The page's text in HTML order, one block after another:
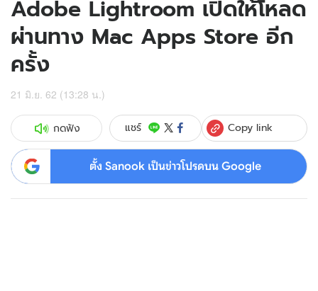
Adobe Lightroom เปิดให้โหลด
ผ่านทาง Mac Apps Store อีก
ครั้ง
21 มิ.ย. 62 (13:28 น.)
กดฟัง แชร์ Copy link
ตั้ง Sanook เป็นข่าวโปรดบน Google